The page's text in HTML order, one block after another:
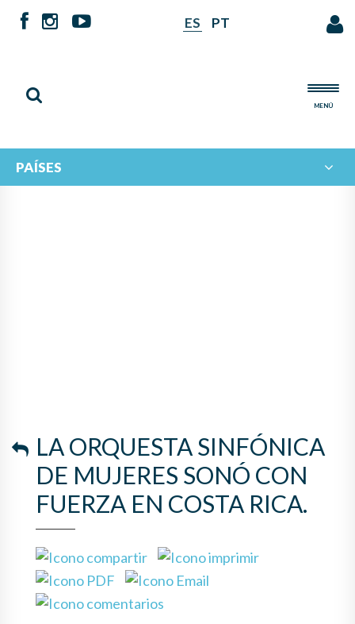
ES PT
MENÚ
PAÍSES
LA ORQUESTA SINFÓNICA
DE MUJERES SONÓ CON
FUERZA EN COSTA RICA.